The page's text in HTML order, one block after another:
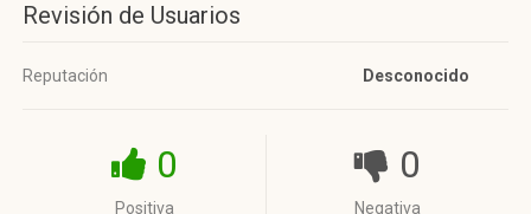
Revisión de Usuarios
Reputación Desconocido
0
Positiva
0
Negativa